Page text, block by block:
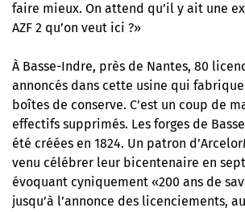
faire mieux. On attend qu’il y ait une
AZF 2 qu’on veut ici ?»
À Basse-Indre, près de Nantes, 80
annoncés dans cette usine qui
boîtes de conserve. C’est un coup de
effectifs supprimés. Les forges de
été créées en 1824. Un patron
venu célébrer leur bicentenaire en
évoquant cyniquement «200 ans de
jusqu’à l’annonce des licenciements,